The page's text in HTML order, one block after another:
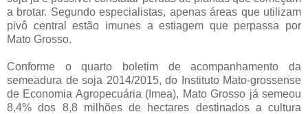
a brotar. Segundo especialistas, apenas áreas que utilizam
pivô central estão imunes a estiagem que perpassa por
Mato Grosso.
Conforme o quarto boletim de acompanhamento da
semeadura de soja 2014/2015, do Instituto Mato-grossense
de Economia Agropecuária (Imea), Mato Grosso já semeou
8,4% dos 8,8 milhões de hectares destinados a cultura